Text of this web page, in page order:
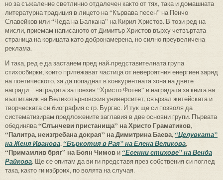
но за съжаление светлинно отдалечен както от тях, така и домашната
литературна традиция в лицето на “Кървава песен” на Пенчо
Славейков или “Чеда на Балкана” на Кирил Христов. В този ред на
мисли, приемам написаното от Димитър Христов върху четвъртата
страница на корицата като добронамерена, но силно преувеличена
реклама.
И така, ред е да застанем пред най-представителната група
стихосбирки, които притежават частица от невероятния енергиен заряд
на поетическото, за да попаднат в конкурентната зона на двете
награди – наградата за поезия “Христо Фотев” и наградата за книга на
възпитаник на Великотърновския университет, свързал житейската и
творческата си биография с гр. Бургас. И тук ще си позволя да
систематизирам предложените заглавия в две основни групи. Първата
обединява“Слънчеви пристанища” на Христо Граматиков,
“Палитра, неизгребана докрая” на Димитрина Баева,“Целувката”
на Женя Иванова,“Бъркотия в Рая” на Елена Великова,
“Примамлив бряг” на Боян Чимов и“Есенни стихове” на Венда
Райкова. Ще се опитам да ви ги представя през собствения си поглед
така, както ги изброих, по волята на случая.